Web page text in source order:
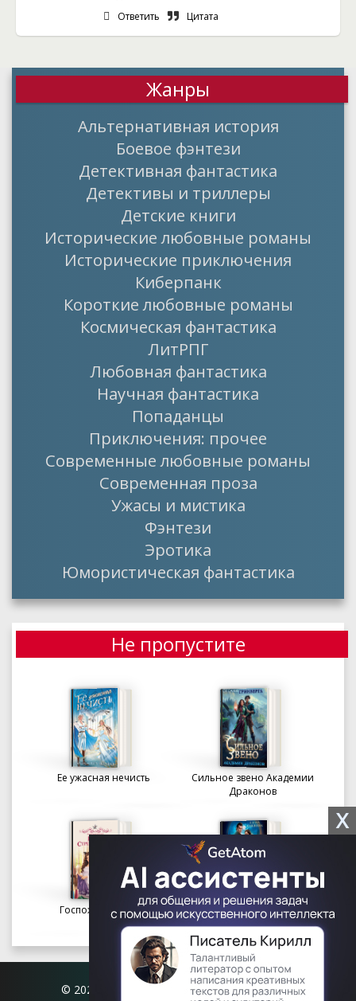
Ответить Цитата
Жанры
Альтернативная история
Боевое фэнтези
Детективная фантастика
Детективы и триллеры
Детские книги
Исторические любовные романы
Исторические приключения
Киберпанк
Короткие любовные романы
Космическая фантастика
ЛитРПГ
Любовная фантастика
Научная фантастика
Попаданцы
Приключения: прочее
Современные любовные романы
Современная проза
Ужасы и мистика
Фэнтези
Эротика
Юмористическая фантастика
Не пропустите
Ее ужасная нечисть
Сильное звено Академии
Драконов
Госпожа портниха
Осколки вечности в
Академии Судьбы
© 2026 Книгофил.орг | contact@knigofil.org
X